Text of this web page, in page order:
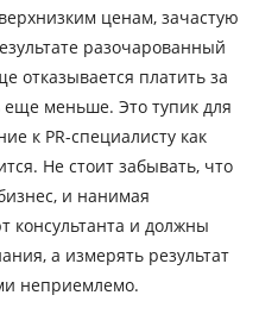
ценам, зачастую
разочарованный
отказывается платить за
еще меньше. Это тупик для
к PR-специалисту как
Не стоит забывать, что
и нанимая
и должны
а измерять результат
неприемлемо.